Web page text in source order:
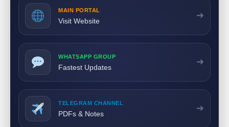
MAIN PORTAL
Visit Website
➔
WHATSAPP GROUP
Fastest Updates
➔
TELEGRAM CHANNEL
PDFs & Notes
➔